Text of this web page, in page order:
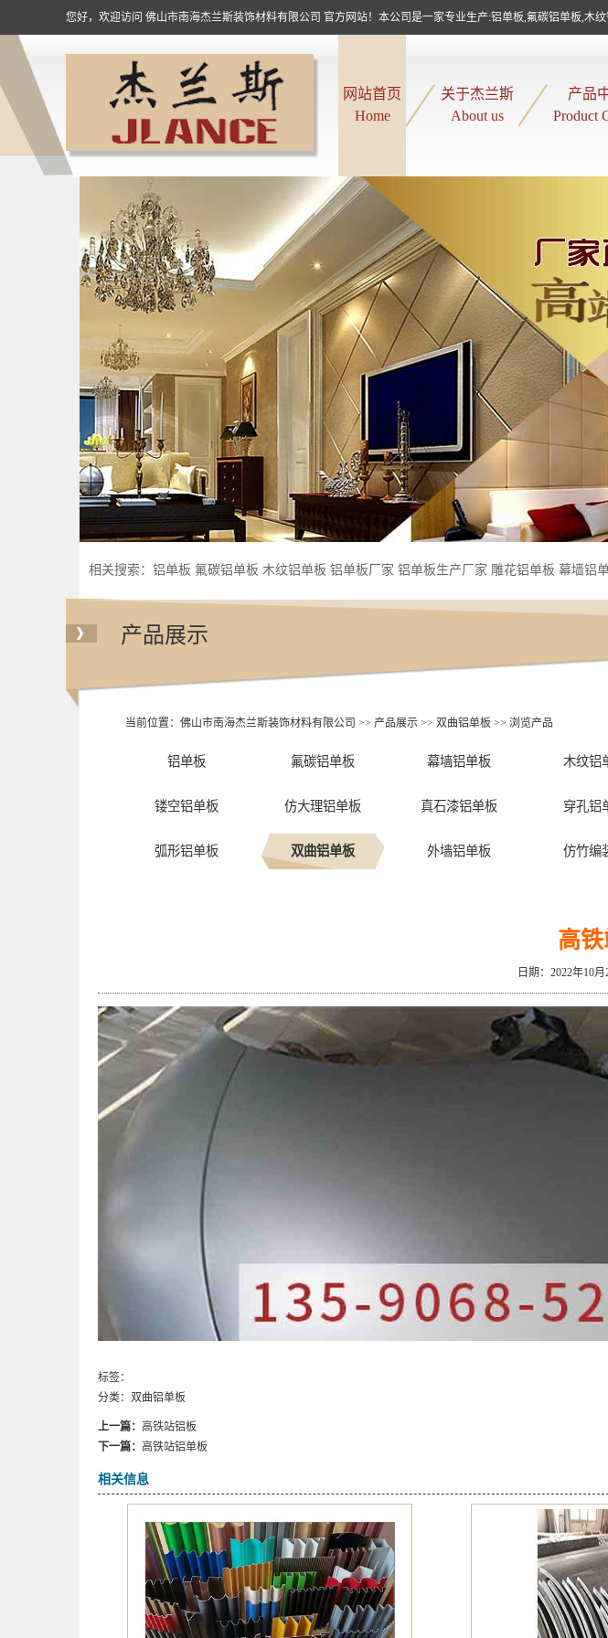
您好，欢迎访问 佛山市南海杰兰斯装饰材料有限公司 官方网站！本公司是一家专业生产:铝单板,氟碳铝单板,木
网站首页
Home
关于杰兰斯
About us
产品
Product
相关搜索： 铝单板 氟碳铝单板 木纹铝单板 铝单板厂家 铝单板生产厂家 雕花铝单板 幕墙铝
产品展示
当前位置： 佛山市南海杰兰斯装饰材料有限公司 >> 产品展示 >> 双曲铝单板 >> 浏览产品
铝单板 氟碳铝单板 幕墙铝单板 木纹铝
镂空铝单板 仿大理铝单板 真石漆铝单板 穿孔铝
弧形铝单板 双曲铝单板 外墙铝单板 仿竹编
高
日期：2022年10
标签：
分类： 双曲铝单板
上一篇： 高铁站铝板
下一篇： 高铁站铝单板
相关信息